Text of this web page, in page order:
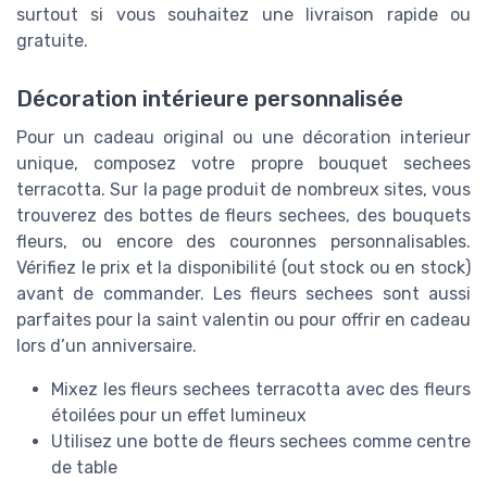
surtout si vous souhaitez une livraison rapide ou
gratuite.
Décoration intérieure personnalisée
Pour un cadeau original ou une décoration interieur
unique, composez votre propre bouquet sechees
terracotta. Sur la page produit de nombreux sites, vous
trouverez des bottes de fleurs sechees, des bouquets
fleurs, ou encore des couronnes personnalisables.
Vérifiez le prix et la disponibilité (out stock ou en stock)
avant de commander. Les fleurs sechees sont aussi
parfaites pour la saint valentin ou pour offrir en cadeau
lors d’un anniversaire.
Mixez les fleurs sechees terracotta avec des fleurs
étoilées pour un effet lumineux
Utilisez une botte de fleurs sechees comme centre
de table